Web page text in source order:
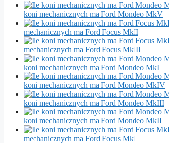
koni mechanicznych ma Ford Mondeo MkV
mechanicznych ma Ford Focus MkII
mechanicznych ma Ford Focus MkIII
koni mechanicznych ma Ford Mondeo MkI
koni mechanicznych ma Ford Mondeo MkIV
koni mechanicznych ma Ford Mondeo MkIII
koni mechanicznych ma Ford Mondeo MkII
mechanicznych ma Ford Focus MkI